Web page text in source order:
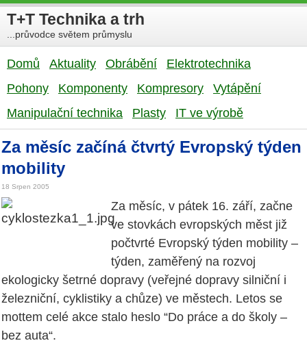
T+T Technika a trh
...průvodce světem průmyslu
Domů Aktuality Obrábění
Elektrotechnika
Pohony
Komponenty Kompresory
Vytápění
Manipulační technika
Plasty IT ve výrobě
Za měsíc začíná čtvrtý Evropský týden
mobility
18 Srpen 2005
Za měsíc, v pátek 16. září, začne
ve stovkách evropských měst již
počtvrté Evropský týden mobility –
týden, zaměřený na rozvoj
ekologicky šetrné dopravy (veřejné dopravy silniční i
železniční, cyklistiky a chůze) ve městech. Letos se
mottem celé akce stalo heslo “Do práce a do školy –
bez auta“.